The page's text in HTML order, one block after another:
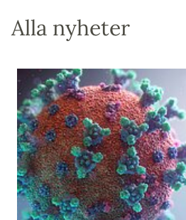
Alla nyheter